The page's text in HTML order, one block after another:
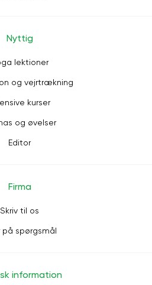
Nyttig
lektioner
og vejrtrækning
kurser
og øvelser
Editor
Firma
Skriv til os
på spørgsmål
information